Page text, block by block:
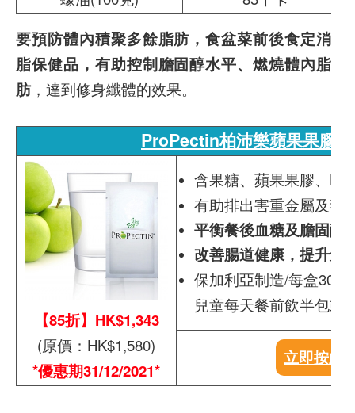
要預防體內積聚多餘脂肪，食盆菜前後食定消
脂保健品，有助控制膽固醇水平、燃燒體內脂
肪，達到修身纖體的效果。
ProPectin柏沛樂蘋果果膠
【85折】HK$1,343
(原價： HK$1,580)
*優惠期31/12/2021*
含果糖、蘋果果膠、L-
有助排出害重金屬及毒
平衡餐後血糖及膽固醇
改善腸道健康，提升免
保加利亞制造/每盒30
兒童每天餐前飲半包或
立即按此